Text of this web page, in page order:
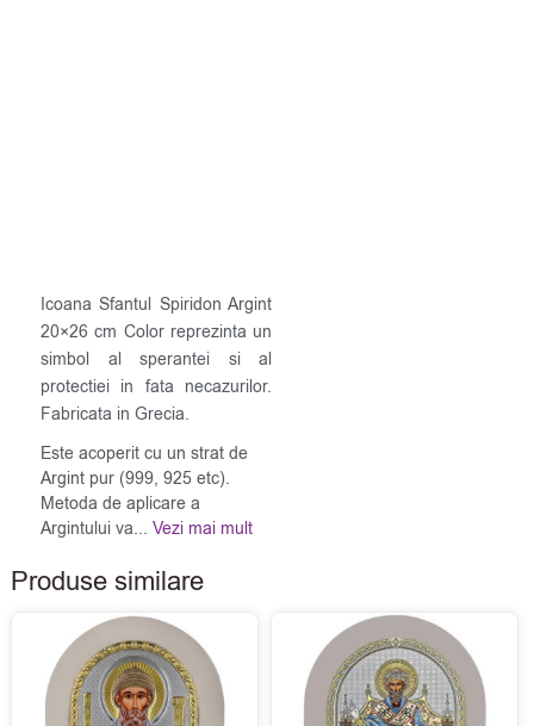
Icoana Sfantul Spiridon Argint
20×26 cm Color reprezinta un
simbol al sperantei si al
protectiei in fata necazurilor.
Fabricata in Grecia.
Este acoperit cu un strat de
Argint pur (999, 925 etc).
Metoda de aplicare a
Argintului va... Vezi mai mult
Produse similare